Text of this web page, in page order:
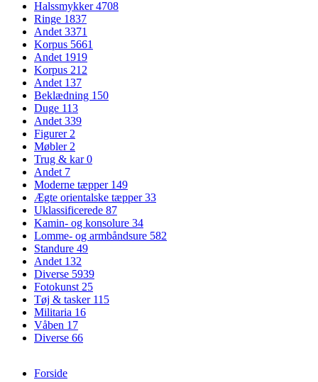
Halssmykker4708
Ringe 1837
Andet3371
Korpus 5661
Andet 1919
Korpus 212
Andet 137
Beklædning 150
Duge 113
Andet339
Figurer2
Møbler2
Trug & kar0
Andet 7
Moderne tæpper 149
Ægte orientalske tæpper33
Uklassificerede 87
Kamin- og konsolure 34
Lomme- og armbåndsure 582
Standure 49
Andet 132
Diverse 5939
Fotokunst25
Tøj & tasker 115
Militaria 16
Våben 17
Diverse 66
Forside